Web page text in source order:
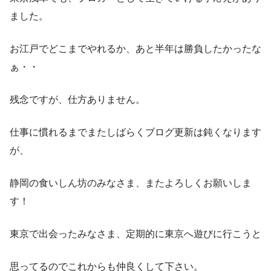
ました。
お江戸でどこまでやれるか、あと半年は勝負したかったな
ぁ・・
残念ですが、仕方ありません。
仕事に慣れるまでまたしばらくブログ更新は鈍くなります
が、
静岡の食いしん坊のみなさま、またよろしくお願いしま
す！
東京で出会ったみなさま、定期的に東京へ遊びに行こうと
思ってるのでこれからも仲良くして下さい。